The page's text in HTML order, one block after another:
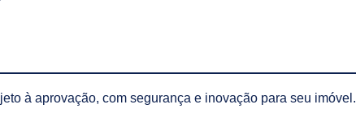
à aprovação, com segurança e inovação para seu imóvel.